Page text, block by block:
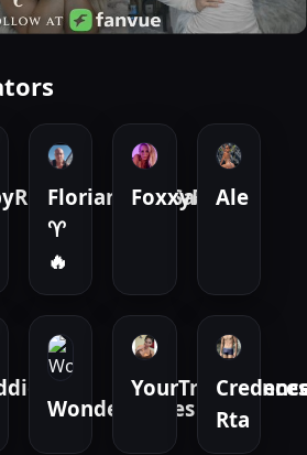
FlorianHalleSaale
♈
🔥
FoxxyRoxx
Ale
Wondercurves
Rta